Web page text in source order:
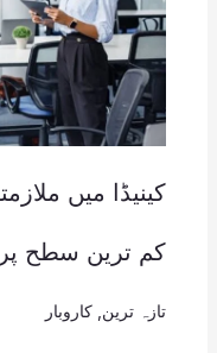
کینیڈا میں
کم ترین سطح
تازہ ترین کاروبار